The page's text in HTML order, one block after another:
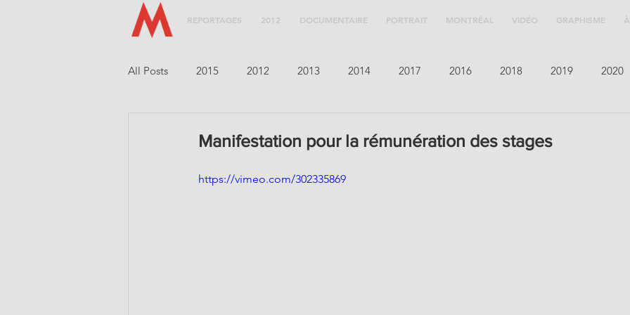
REPORTAGES 2012 DOCUMENTAIRE PORTRAIT MONTRÉAL VIDÉO GRAPHISME
All Posts 2015 2012 2013 2014 2017 2016 2018 2019 2020
Manifestation pour la rémunération des stages
https://vimeo.com/302335869